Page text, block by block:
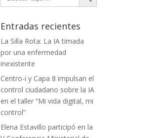
Entradas recientes
La Silla Rota: La IA timada
por una enfermedad
inexistente
Centro-i y Capa 8 impulsan el
control ciudadano sobre la IA
en el taller “Mi vida digital, mi
control”
Elena Estavillo participó en la